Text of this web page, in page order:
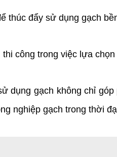
thúc đẩy sử dụng gạch
công trong việc lựa
dụng gạch không chỉ
nghiệp gạch trong thời